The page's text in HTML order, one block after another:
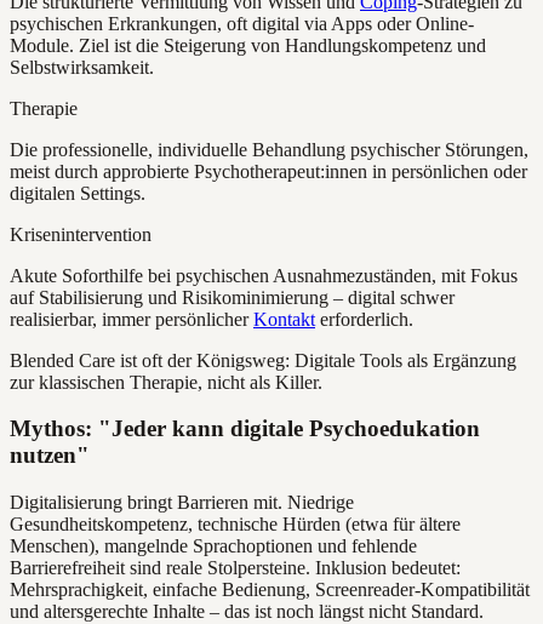
psychischen Erkrankungen, oft digital via Apps oder Online-
Module. Ziel ist die Steigerung von Handlungskompetenz und
Selbstwirksamkeit.
Therapie
Die professionelle, individuelle Behandlung psychischer Störungen,
meist durch approbierte Psychotherapeut:innen in persönlichen oder
digitalen Settings.
Krisenintervention
Akute Soforthilfe bei psychischen Ausnahmezuständen, mit Fokus
auf Stabilisierung und Risikominimierung – digital schwer
realisierbar, immer persönlicherKontakt erforderlich.
Blended Care ist oft der Königsweg: Digitale Tools als Ergänzung
zur klassischen Therapie, nicht als Killer.
Mythos: "Jeder kann digitale Psychoedukation
nutzen"
Digitalisierung bringt Barrieren mit. Niedrige
Gesundheitskompetenz, technische Hürden (etwa für ältere
Menschen), mangelnde Sprachoptionen und fehlende
Barrierefreiheit sind reale Stolpersteine. Inklusion bedeutet:
Mehrsprachigkeit, einfache Bedienung, Screenreader-Kompatibilität
und altersgerechte Inhalte – das ist noch längst nicht Standard.